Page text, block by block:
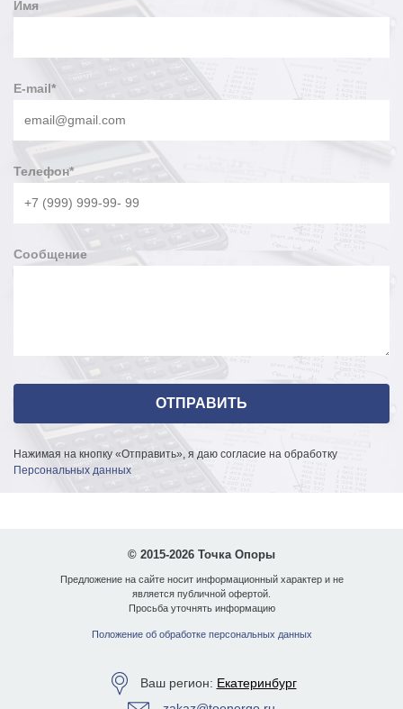
Имя
E-mail*
Телефон*
Сообщение
Нажимая на кнопку «Отправить», я даю согласие на обработку
Персональных данных
© 2015-2026 Точка Опоры
Предложение на сайте носит информационный характер и не
является публичной офертой.
Просьба уточнять информацию
Положение об обработке персональных данных
Ваш регион: Екатеринбург